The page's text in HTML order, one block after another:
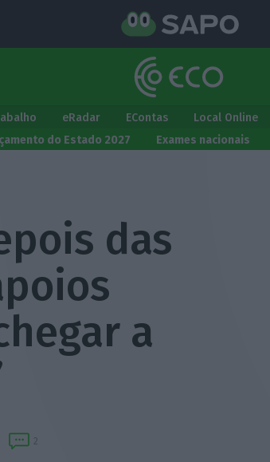
eRadar EContas Local Online
do Estado 2027 Exames nacionais
das
a
2